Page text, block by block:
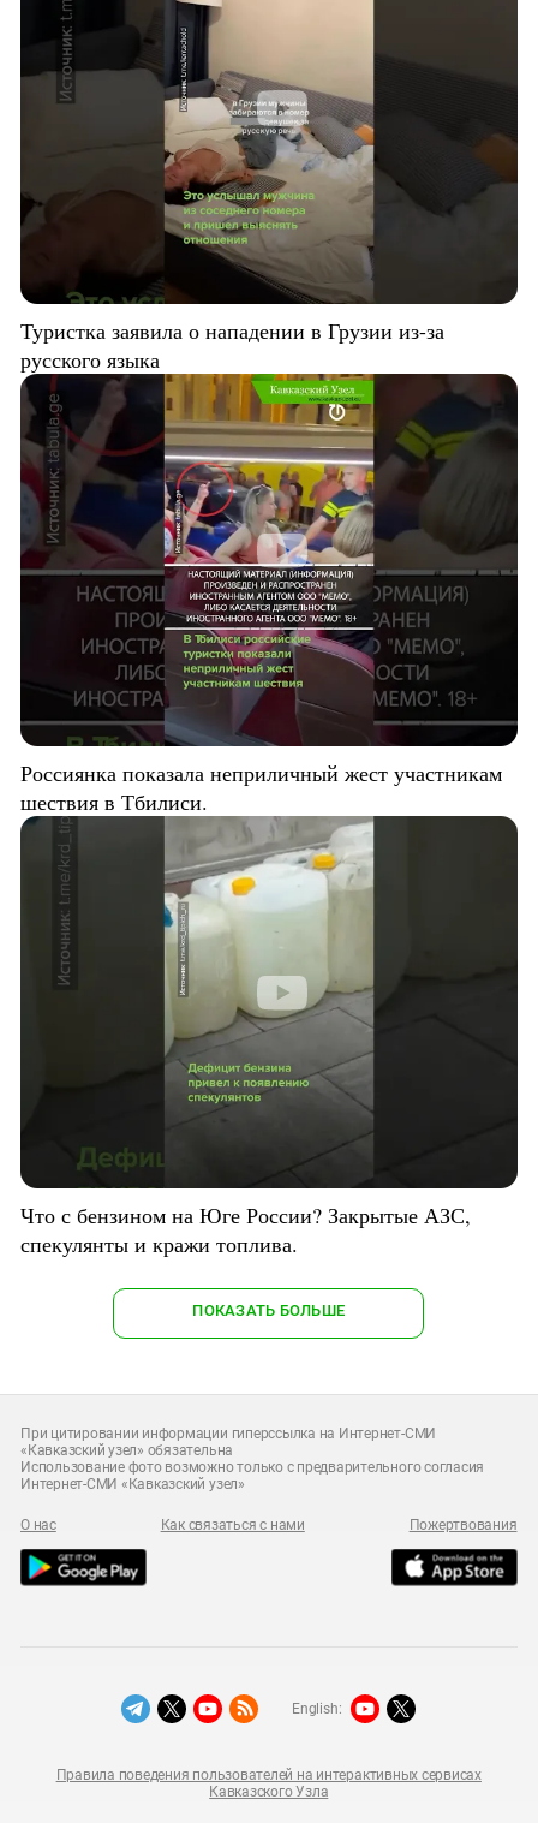
Туристка заявила о нападении в Грузии из-за
русского языка
Россиянка показала неприличный жест участникам
шествия в Тбилиси.
Что с бензином на Юге России? Закрытые АЗС,
спекулянты и кражи топлива.
ПОКАЗАТЬ БОЛЬШЕ
При цитировании информации гиперссылка на Интернет-СМИ
«Кавказский узел» обязательна
Использование фото возможно только с предварительного согласия
Интернет-СМИ «Кавказский узел»
О нас Как связаться с нами Пожертвования
Правила поведения пользователей на интерактивных сервисах
Кавказского Узла
English: